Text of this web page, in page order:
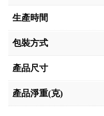
生產時間
包裝方式
產品尺寸
產品淨重(克)